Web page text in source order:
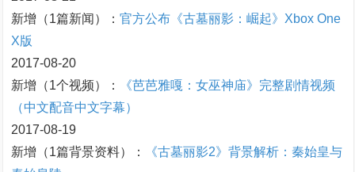
新增（1篇新闻）： 官方公布《古墓丽影：崛起》Xbox One
X版
2017-08-20
新增（1个视频）：
《芭芭雅嘎：女巫神庙》完整剧情视频
（中文配音中文字幕）
2017-08-19
新增（1篇背景资料）：
《古墓丽影2》背景解析：秦始皇与